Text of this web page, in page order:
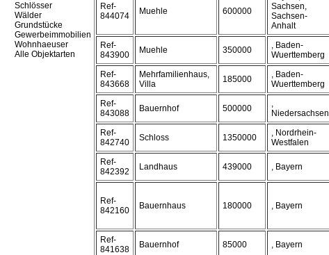
Schlösser
Wälder
Grundstücke
Gewerbeimmobilien
Wohnhaeuser
Alle Objektarten
Ref-
844074
Muehle 600000
Sachsen,
Sachsen-
Anhalt
Ref-
843900
Muehle 350000
, Baden-
Wuerttemberg
Ref-
843668
Mehrfamilienhaus,
Villa
185000
, Baden-
Wuerttemberg
Ref-
843088
Bauernhof 500000
,
Niedersachsen
Ref-
842740
Schloss 1350000
, Nordrhein-
Westfalen
Ref-
842392
Landhaus 439000 , Bayern
Ref-
842160
Bauernhaus 180000 , Bayern
Ref-
841638
Bauernhof 85000 , Bayern